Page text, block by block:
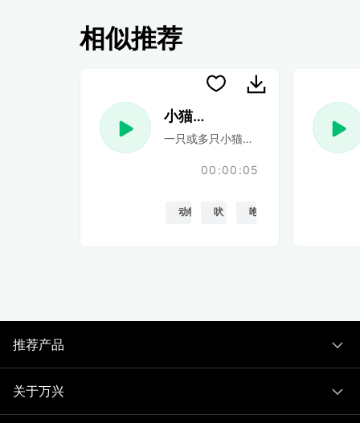
相似推荐
小猫喵 9
一只或多只小猫喵喵叫
00:00:05
动物 吠 咆哮
推荐产品
关于万兴